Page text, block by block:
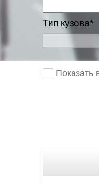
Тип кузова*
Показать